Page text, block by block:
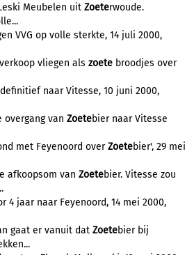
Meubelen uit Zoeterwoude.
VVG op volle sterkte, 14 juli 2000,
vliegen als zoete broodjes over
naar Vitesse, 10 juni 2000,
overgang van Zoetebier naar Vitesse
met Feyenoord overZoetebier', 29 mei
afkoopsom van Zoetebier. Vitesse zou
4 jaar naar Feyenoord, 14 mei 2000,
gaat er vanuit dat Zoetebier bij